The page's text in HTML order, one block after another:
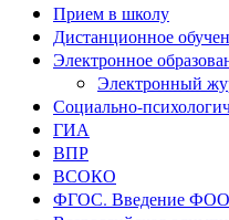
Прием в школу
Дистанционное
Электронное
Электронный
Социально-
ГИА
ВПР
ВСОКО
ФГОС. Введение